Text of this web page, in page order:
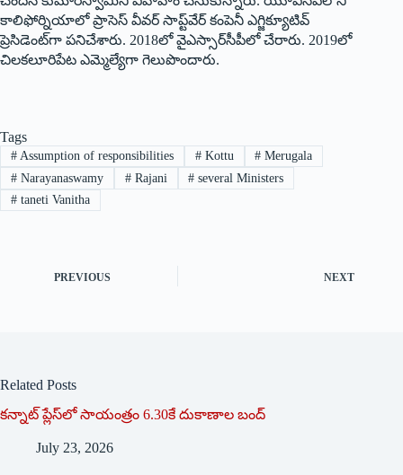
కాలిఫోర్నియాలో ప్రాసెస్‌ ‌వీవర్‌ ‌సాప్ట్‌వేర్‌ ‌కంపెనీ ఎగ్జిక్యూటివ్‌
‌ప్రెసిడెంట్‌గా పనిచేశారు. 2018లో వైఎస్సార్‌సీపీలో చేరారు. 2019లో
చిలకలూరిపేట ఎమ్మెల్యేగా గెలుపొందారు.
Tags
#Assumption of responsibilities #Kottu # Merugala
#Narayanaswamy #Rajani # several Ministers
#taneti Vanitha
PREVIOUS NEXT
Related Posts
క‌న్నాట్ ప్లేస్‌లో సాయంత్రం 6.30కే దుకాణాల బంద్‌
July 23, 2026